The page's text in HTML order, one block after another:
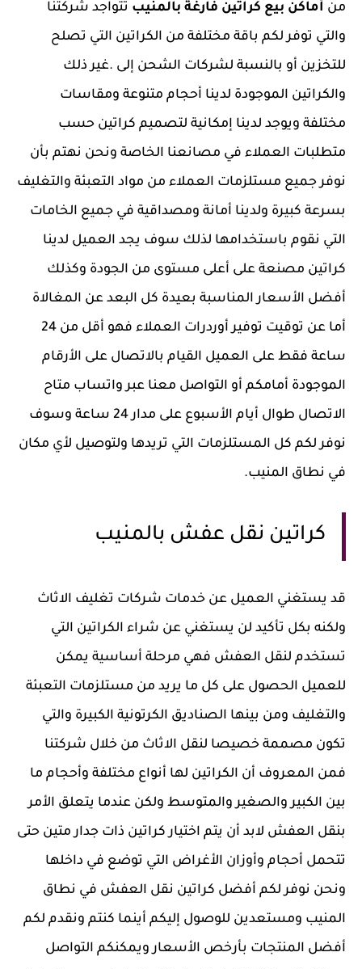
من أماكن بيع كراتين فارغة بالمنيب تتواجد شركتنا
والتي توفر لكم باقة مختلفة من الكراتين التي تصلح
للتخزين أو بالنسبة لشركات الشحن إلى .غير ذلك
والكراتين الموجودة لدينا أحجام متنوعة ومقاسات
مختلفة ويوجد لدينا إمكانية لتصميم كراتين حسب
متطلبات العملاء في مصانعنا الخاصة ونحن نهتم بأن
نوفر جميع مستلزمات العملاء من مواد التعبئة والتغليف
بسرعة كبيرة ولدينا أمانة ومصداقية في جميع الخامات
التي نقوم باستخدامها لذلك سوف يجد العميل لدينا
كراتين مصنعة على أعلى مستوى من الجودة وكذلك
أفضل الأسعار المناسبة بعيدة كل البعد عن المغالاة
أما عن توقيت توفير أوردرات العملاء فهو أقل من 24
ساعة فقط على العميل القيام بالاتصال على الأرقام
الموجودة أمامكم أو التواصل معنا عبر واتساب متاح
الاتصال طوال أيام الأسبوع على مدار 24 ساعة وسوف
نوفر لكم كل المستلزمات التي تريدها ولتوصيل لأي مكان
في نطاق المنيب.
كراتين نقل عفش بالمنيب
قد يستغني العميل عن خدمات شركات تغليف الاثاث
ولكنه بكل تأكيد لن يستغني عن شراء الكراتين التي
تستخدم لنقل العفش فهي مرحلة أساسية يمكن
للعميل الحصول على كل ما يريد من مستلزمات التعبئة
والتغليف ومن بينها الصناديق الكرتونية الكبيرة والتي
تكون مصممة خصيصا لنقل الاثاث من خلال شركتنا
فمن المعروف أن الكراتين لها أنواع مختلفة وأحجام ما
بين الكبير والصغير والمتوسط ولكن عندما يتعلق الأمر
بنقل العفش لابد أن يتم اختيار كراتين ذات جدار متين حتى
تتحمل أحجام وأوزان الأغراض التي توضع في داخلها
ونحن نوفر لكم أفضل كراتين نقل العفش في نطاق
المنيب ومستعدين للوصول إليكم أينما كنتم ونقدم لكم
أفضل المنتجات بأرخص الأسعار ويمكنكم التواصل